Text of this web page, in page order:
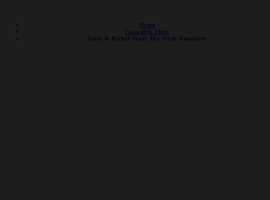
Home
Cannabis Shop
Storz & Bickel Venty Dry Herb Vaporizer